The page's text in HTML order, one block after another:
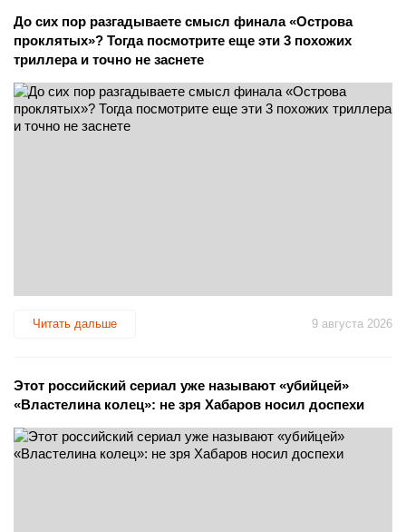
До сих пор разгадываете смысл финала «Острова
проклятых»? Тогда посмотрите еще эти 3 похожих
триллера и точно не заснете
Читать дальше 9 августа 2026
Этот российский сериал уже называют «убийцей»
«Властелина колец»: не зря Хабаров носил доспехи